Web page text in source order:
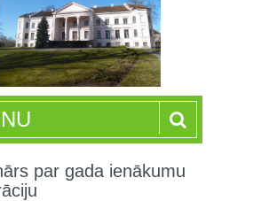
par gada ienākumu